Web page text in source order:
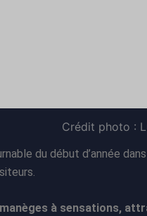
Crédit photo :
du début d’année
manèges à sensations,